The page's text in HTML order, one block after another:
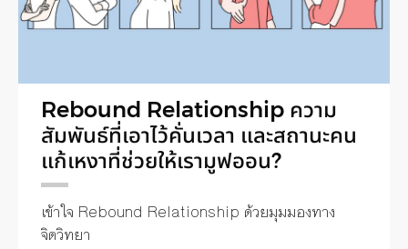
Rebound Relationship ความ
สัมพันธ์ที่เอาไว้คั่นเวลา และสถานะคน
แก้เหงาที่ช่วยให้เรามูฟออน?
เข้าใจ Rebound Relationship ด้วยมุมมองทาง
จิตวิทยา